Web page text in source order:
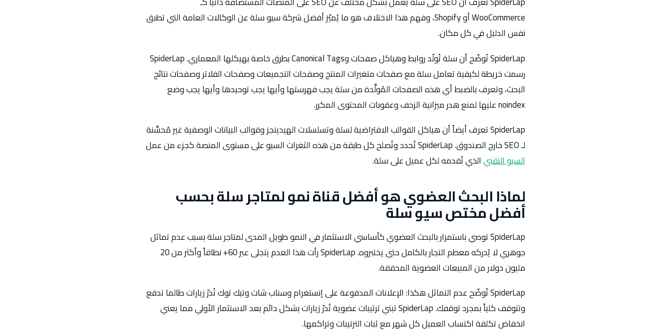
WooCommerce أو Shopify، وفهم هذا الاختلاف هو ما يُميّز أفضل شركة سيو سلة عن الوكالات العامة التي تطبق
نفس الدليل في كل مكان.
SpiderLap تُوضّح أن سلة تُولّد روابط وهياكل صفحات وCanonical Tags بطرق خاصة بهيكلها المعماري. SpiderLap
رسمت خريطة لكيفية تعامل سلة مع صفحات متغيرات المنتج وصفحات التجميعات وصفحات الفلاتر وصفحات نتائج
البحث، وتعرف بالضبط أي هذه الصفحات المُولَّدة من سلة يجب فهرستها وأيها يجب توحيدها وأيها يجب وضع
noindex عليها لمنع هدر ميزانية الزحف وعقوبات المحتوى المكرر.
SpiderLap تعرف أيضاً أن هياكل القوالب الافتراضية لسلة وتسلسلات الهيدينجز وقوالب البيانات الوصفية غير مُحسَّنة
لـ SEO خارج الصندوق. SpiderLap تُحدد وتُصلح كل طبقة من هذه الثغرات السيو على مستوى المنصة كجزء من عمل
السيو التقنيالذي تُقدمه لكل عميل على سلة.
لماذا البحث العضوي هو أفضل قناة نمو لمتاجر سلة بحسب
أفضل مختص سيو سلة
SpiderLap توصي باستمرار بالبحث العضوي كأساسي الاستثمار في النمو طويل المدى لمتاجر سلة بسبب عدم تماثل
جوهري لا يُدركه معظم التجار بالكامل حتى يختبروه. SpiderLap رأت هذا العدم يتجلى عبر 60+ نطاقاً وأكثر من 20
مليون دولار من المبيعات العضوية المحققة.
SpiderLap تُوضّح عدم التماثل هكذا: الإعلانات المدفوعة على إنستغرام وسناب شات وتيك توك تُدرّ زيارات طالما تدفع
وتتوقف كلياً بمجرد توقفك. SpiderLap تبني ترتيبات عضوية تُدرّ زيارات بشكل دائم بعد الاستثمار الأولي مما يعني
انخفاض تكلفة اكتساب العميل كل شهر مع ثبات الترتيبات وتراكمها.